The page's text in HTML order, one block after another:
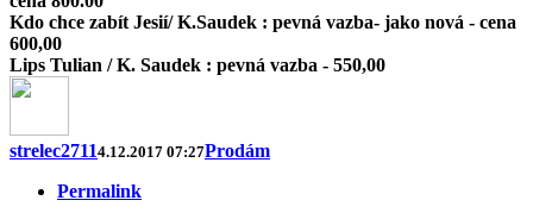
Kdo chce zabít Jesií/ K.Saudek : pevná vazba- jako nová - cena
600,00
Lips Tulian / K. Saudek : pevná vazba - 550,00
strelec27114.12.2017 07:27Prodám
Permalink